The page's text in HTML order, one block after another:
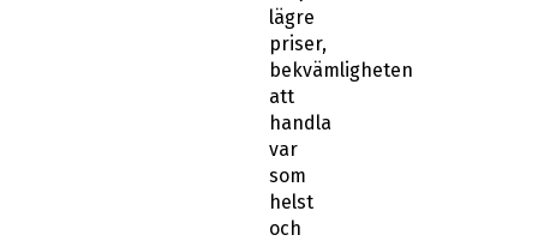
lägre
priser,
bekvämligheten
att
handla
var
som
helst
och